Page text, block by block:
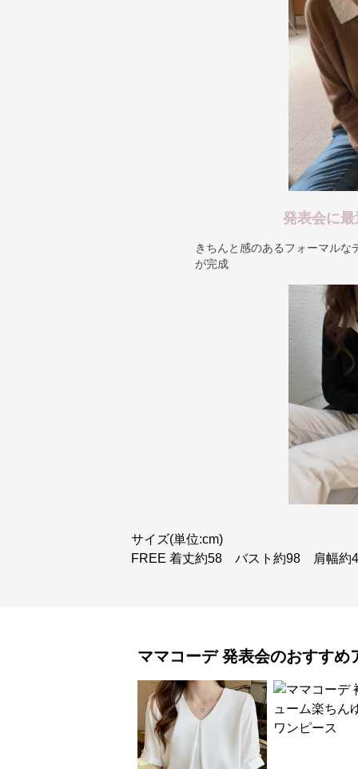
発表会に
きちんと感のあるフォーマル
が完成
サイズ(単位:cm)
FREE 着丈約58 バスト約98 肩幅約
ママコーデ 発表会のおすすめ